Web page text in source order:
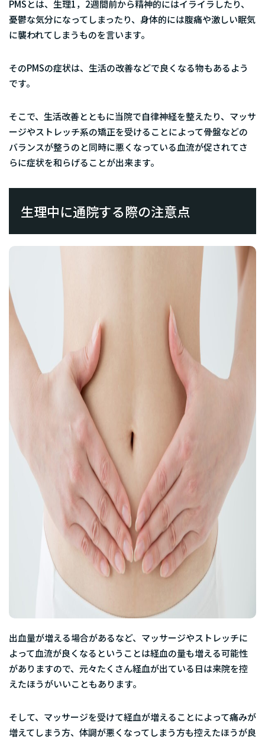
PMSとは、生理1，2週間前から精神的にはイライラしたり、
憂鬱な気分になってしまったり、身体的には腹痛や激しい眠気
に襲われてしまうものを言います。
そのPMSの症状は、生活の改善などで良くなる物もあるよう
です。
そこで、生活改善とともに当院で自律神経を整えたり、マッサ
ージやストレッチ系の矯正を受けることによって骨盤などの
バランスが整うのと同時に悪くなっている血流が促されてさ
らに症状を和らげることが出来ます。
生理中に通院する際の注意点
出血量が増える場合があるなど、マッサージやストレッチに
よって血流が良くなるということは経血の量も増える可能性
がありますので、元々たくさん経血が出ている日は来院を控
えたほうがいいこともあります。
そして、マッサージを受けて経血が増えることによって痛みが
増えてしまう方、体調が悪くなってしまう方も控えたほうが良